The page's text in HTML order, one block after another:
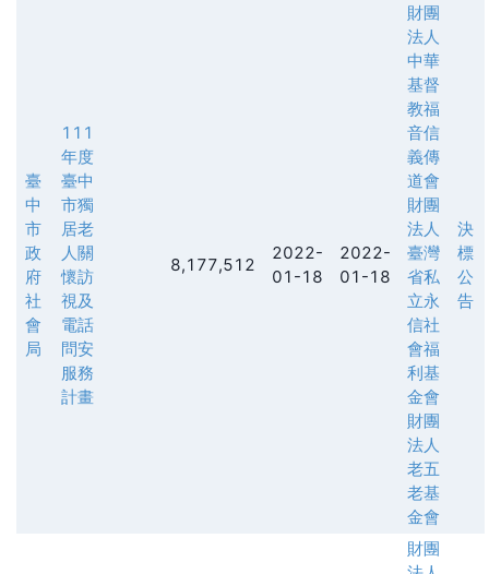
臺
中
市
政
府
社
會
局
111
年度
臺中
市獨
居老
人關
懷訪
視及
電話
問安
服務
計畫
8,177,512
2022-
01-18
2022-
01-18
財團
法人
中華
基督
教福
音信
義傳
道會
財團
法人
臺灣
省私
立永
信社
會福
利基
金會
財團
法人
老五
老基
金會
決
標
公
告
財團